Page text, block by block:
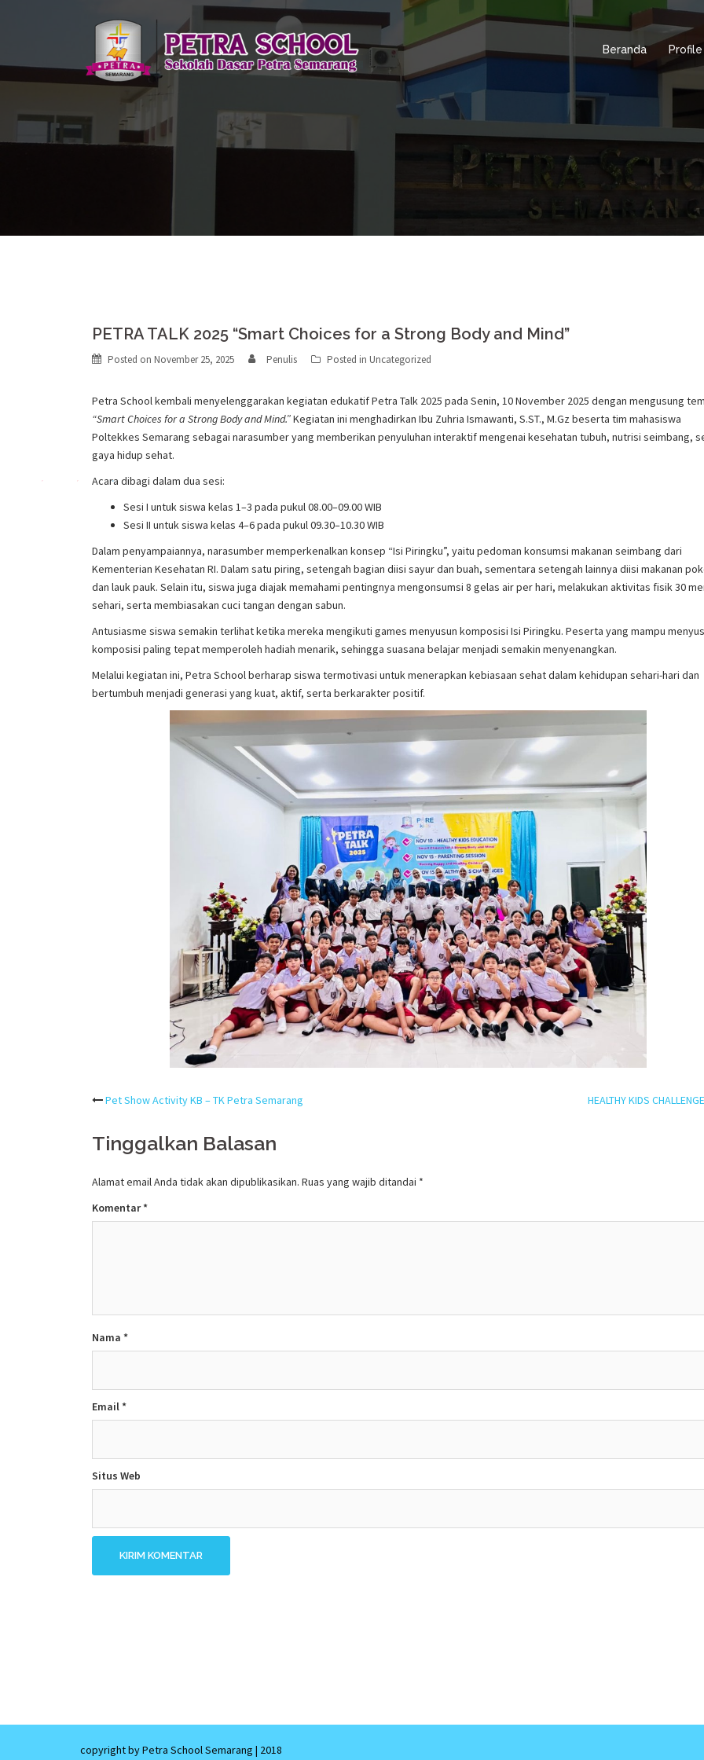
Beranda Profile
PETRA TALK 2025 “Smart Choices for a Strong Body and Mind”
Posted on November 25, 2025 Penulis Posted in Uncategorized
Petra School kembali menyelenggarakan kegiatan edukatif Petra Talk 2025 pada Senin, 10 November 2025 dengan mengusung
“Smart Choices for a Strong Body and Mind.”Kegiatan ini menghadirkan Ibu Zuhria Ismawanti, S.ST., M.Gz beserta tim mahasiswa
Poltekkes Semarang sebagai narasumber yang memberikan penyuluhan interaktif mengenai kesehatan tubuh, nutrisi seimbang,
gaya hidup sehat.
Acara dibagi dalam dua sesi:
Sesi I untuk siswa kelas 1–3 pada pukul 08.00–09.00 WIB
Sesi II untuk siswa kelas 4–6 pada pukul 09.30–10.30 WIB
Dalam penyampaiannya, narasumber memperkenalkan konsep “Isi Piringku”, yaitu pedoman konsumsi makanan seimbang dari
Kementerian Kesehatan RI. Dalam satu piring, setengah bagian diisi sayur dan buah, sementara setengah lainnya diisi makanan
dan lauk pauk. Selain itu, siswa juga diajak memahami pentingnya mengonsumsi 8 gelas air per hari, melakukan aktivitas fisik 30
sehari, serta membiasakan cuci tangan dengan sabun.
Antusiasme siswa semakin terlihat ketika mereka mengikuti games menyusun komposisi Isi Piringku. Peserta yang mampu
komposisi paling tepat memperoleh hadiah menarik, sehingga suasana belajar menjadi semakin menyenangkan.
Melalui kegiatan ini, Petra School berharap siswa termotivasi untuk menerapkan kebiasaan sehat dalam kehidupan sehari-hari dan
bertumbuh menjadi generasi yang kuat, aktif, serta berkarakter positif.
Post
navigation
Pet Show Activity KB – TK Petra Semarang HEALTHY KIDS
Tinggalkan Balasan
Alamat email Anda tidak akan dipublikasikan. Ruas yang wajib ditandai *
Komentar*
Nama *
Email*
Situs Web
copyright by Petra School Semarang | 2018